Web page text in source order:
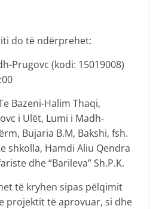
do të ndërprehet:
Prugovc (kodi: 15019008)
Bazeni-Halim Thaqi,
i Ulët, Lumi i Madh-
Bujaria B.M, Bakshi, fsh.
shkolla, Hamdi Aliu Qendra
dhe “Barileva” Sh.P.K.
të kryhen sipas pëlqimit
projektit të aprovuar, si dhe